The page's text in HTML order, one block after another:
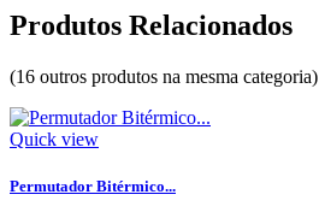
Produtos Relacionados
(16 outros produtos na mesma categoria)
Quick view
Permutador Bitérmico...